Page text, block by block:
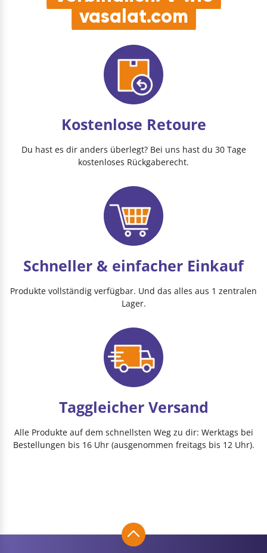
vasalat.com
Kostenlose Retoure
Du hast es dir anders überlegt? Bei uns hast du 30 Tage
kostenloses Rückgaberecht.
Schneller & einfacher Einkauf
Produkte vollständig verfügbar. Und das alles aus 1 zentralen
Lager.
Taggleicher Versand
Alle Produkte auf dem schnellsten Weg zu dir: Werktags bei
Bestellungen bis 16 Uhr (ausgenommen freitags bis 12 Uhr).